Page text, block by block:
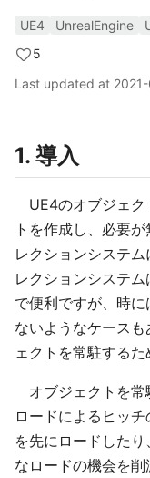
UE4 UnrealEngine
5
Last updated at
1. 導入
UE4のオブジェク
トを作成し、必要
レクションシステ
レクションシステ
で便利ですが、時
ないようなケース
ェクトを常駐するた
オブジェクトを常
ロードによるヒッ
を先にロードした
なロードの機会を